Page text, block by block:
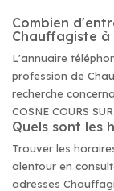
Combien
Chauffagiste à
L'annuaire
profession de
recherche
COSNE COURS
Quels sont les
Trouver les
alentour en
adresses